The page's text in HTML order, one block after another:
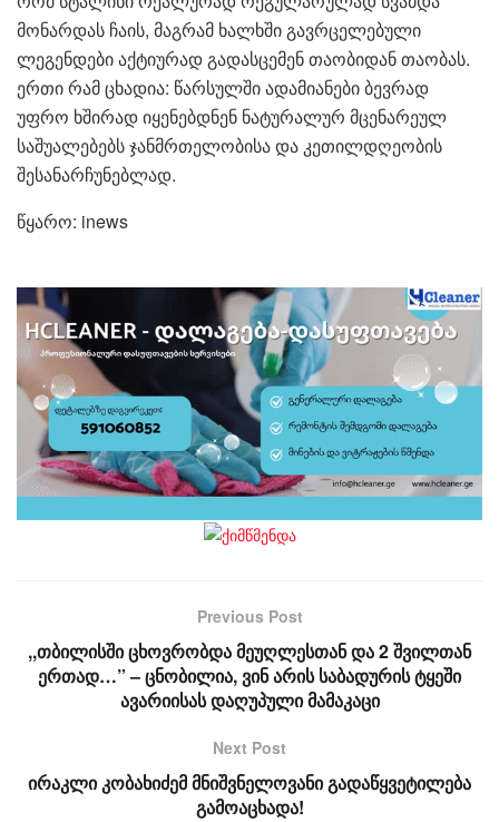
მონარდას ჩაის, მაგრამ ხალხში გავრცელებული
ლეგენდები აქტიურად გადასცემენ თაობიდან თაობას.
ერთი რამ ცხადია: წარსულში ადამიანები ბევრად
უფრო ხშირად იყენებდნენ ნატურალურ მცენარეულ
საშუალებებს ჯანმრთელობისა და კეთილდღეობის
შესანარჩუნებლად.
წყარო: inews
Previous Post
,,თბილისში ცხოვრობდა მეუღლესთან და 2 შვილთან
ერთად…” – ცნობილია, ვინ არის საბადურის ტყეში
ავარიისას დაღუპული მამაკაცი
Next Post
ირაკლი კობახიძემ მნიშვნელოვანი გადაწყვეტილება
გამოაცხადა!